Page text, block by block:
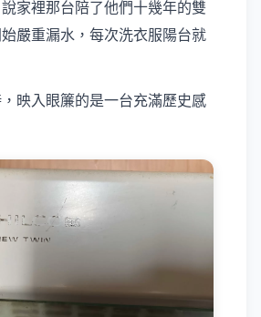
家裡那台陪了他們十幾年的雙
嚴重漏水，每次洗衣服陽台就
映入眼簾的是一台充滿歷史感